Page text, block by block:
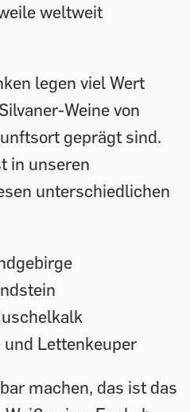
weltweit
legen viel Wert
Weine von
geprägt sind.
in unseren
unterschiedlichen
Lettenkeuper
machen, das ist das